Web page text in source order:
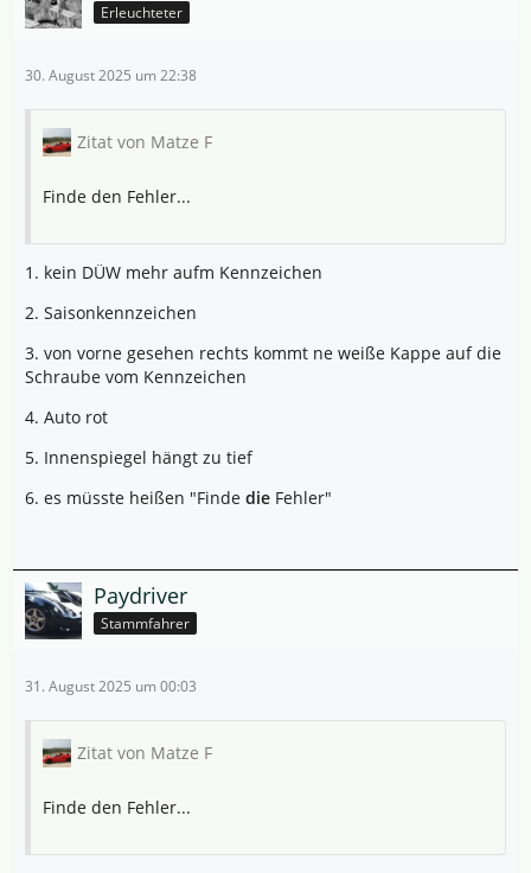
Erleuchteter
30. August 2025 um 22:38
Zitat von Matze F
Finde den Fehler...
1. kein DÜW mehr aufm Kennzeichen
2. Saisonkennzeichen
3. von vorne gesehen rechts kommt ne weiße Kappe auf die
Schraube vom Kennzeichen
4. Auto rot
5. Innenspiegel hängt zu tief
6. es müsste heißen "Finde die Fehler"
Paydriver
Stammfahrer
31. August 2025 um 00:03
Zitat von Matze F
Finde den Fehler...